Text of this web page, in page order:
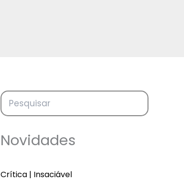
Novidades
Crítica | Insaciável